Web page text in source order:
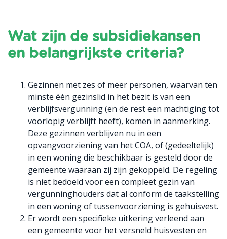
Wat zijn de subsidiekansen
en belangrijkste criteria?
Gezinnen met zes of meer personen, waarvan ten
minste één gezinslid in het bezit is van een
verblijfsvergunning (en de rest een machtiging tot
voorlopig verblijft heeft), komen in aanmerking.
Deze gezinnen verblijven nu in een
opvangvoorziening van het COA, of (gedeeltelijk)
in een woning die beschikbaar is gesteld door de
gemeente waaraan zij zijn gekoppeld. De regeling
is niet bedoeld voor een compleet gezin van
vergunninghouders dat al conform de taakstelling
in een woning of tussenvoorziening is gehuisvest.
Er wordt een specifieke uitkering verleend aan
een gemeente voor het versneld huisvesten en